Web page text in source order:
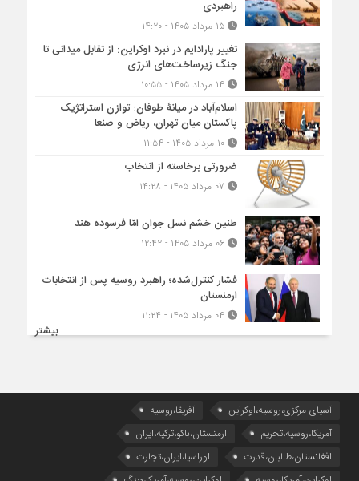
راهبردی
۱۵ مرداد ۱۴۰۵ - ۱۴:۲۰
تغییر پارادایم در نبرد اوکراین: از تقابل میدانی تا
جنگ زیرساخت‌های انرژی
اسلام‌آباد در میانۀ طوفان: توازن استراتژیک
پاکستان میان تهران، ریاض و صنعا
۱۰ مرداد ۱۴۰۵ - ۱۱:۵۴
ضرورتی برخاسته از انتخاب
طنین خشم نسل جوان امّا فرسوده هند
۰۶ مرداد ۱۴۰۵ - ۱۲:۴۲
فشار کنترل‌شده؛ راهبرد روسیه پس از انتخابات
ارمنستان
بیشتر
آسیای مرکزی،روسیه،اوکراین
آفریقا،روسیه
آمریکا،روسیه،تحریم
ارمنستان،باکو،ترکیه،ایران
افغانستان،طالبان،قدرت
اوراسیا،ایران،تجارت